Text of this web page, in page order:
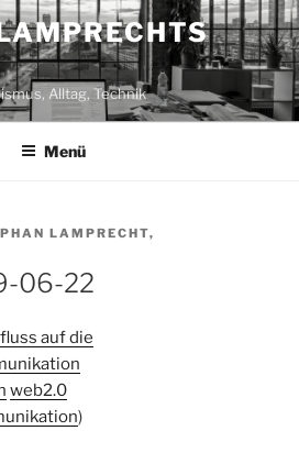
Alltag, Technik
Menü
LAMPRECHT,
06-22
auf die
web2.0
)